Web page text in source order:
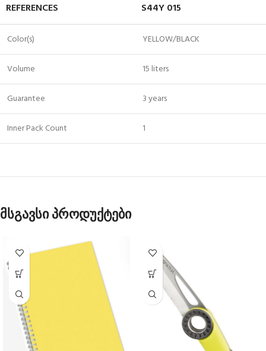
REFERENCES S44Y 015
Color(s) YELLOW/BLACK
Volume 15 liters
Guarantee 3 years
Inner Pack Count 1
მსგავსი პროდუქტები